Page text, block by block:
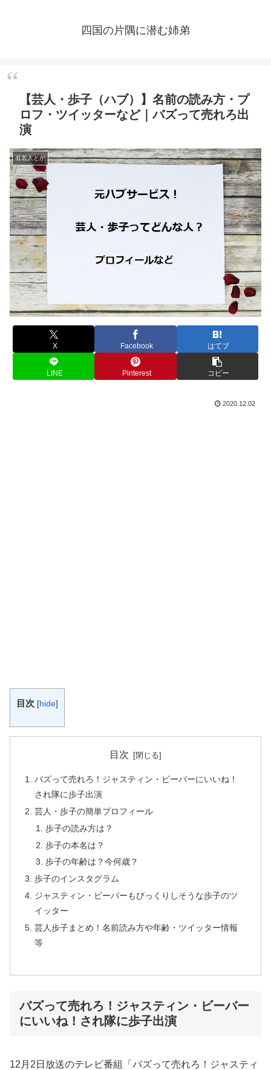
四国の片隅に潜む姉弟
【芸人・歩子（ハブ）】名前の読み方・プ
ロフ・ツイッターなど｜バズって売れろ出
演
有名人とか
X Facebook はてブ
LINE Pinterest コピー
2020.12.02
目次 [hide]
目次
バズって売れろ！ジャスティン・ビーバーにいいね！
され隊に歩子出演
芸人・歩子の簡単プロフィール
歩子の読み方は？
歩子の本名は？
歩子の年齢は？今何歳？
歩子のインスタグラム
ジャスティン・ビーバーもびっくりしそうな歩子のツ
イッター
芸人歩子まとめ！名前読み方や年齢・ツイッター情報
等
バズって売れろ！ジャスティン・ビーバー
にいいね！され隊に歩子出演
12月2日放送のテレビ番組「バズって売れろ！ジャスティ